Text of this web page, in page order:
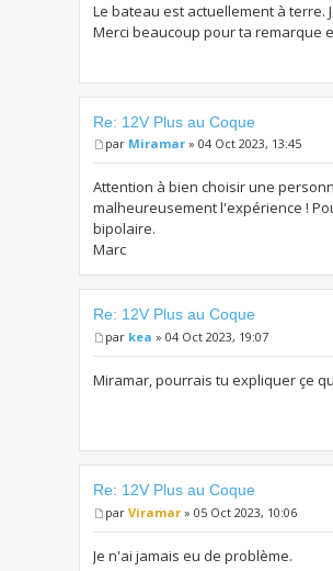
Le bateau est actuellement à
Merci beaucoup pour ta remarque
Re: 12V Plus au Coque
par Miramar » 04 Oct 2023, 13:45
Attention à bien choisir une
malheureusement l'expérience !
bipolaire.
Marc
Re: 12V Plus au Coque
par kea » 04 Oct 2023, 19:07
Miramar, pourrais tu expliquer çe
Re: 12V Plus au Coque
par Viramar » 05 Oct 2023, 10:06
Je n'ai jamais eu de problème.